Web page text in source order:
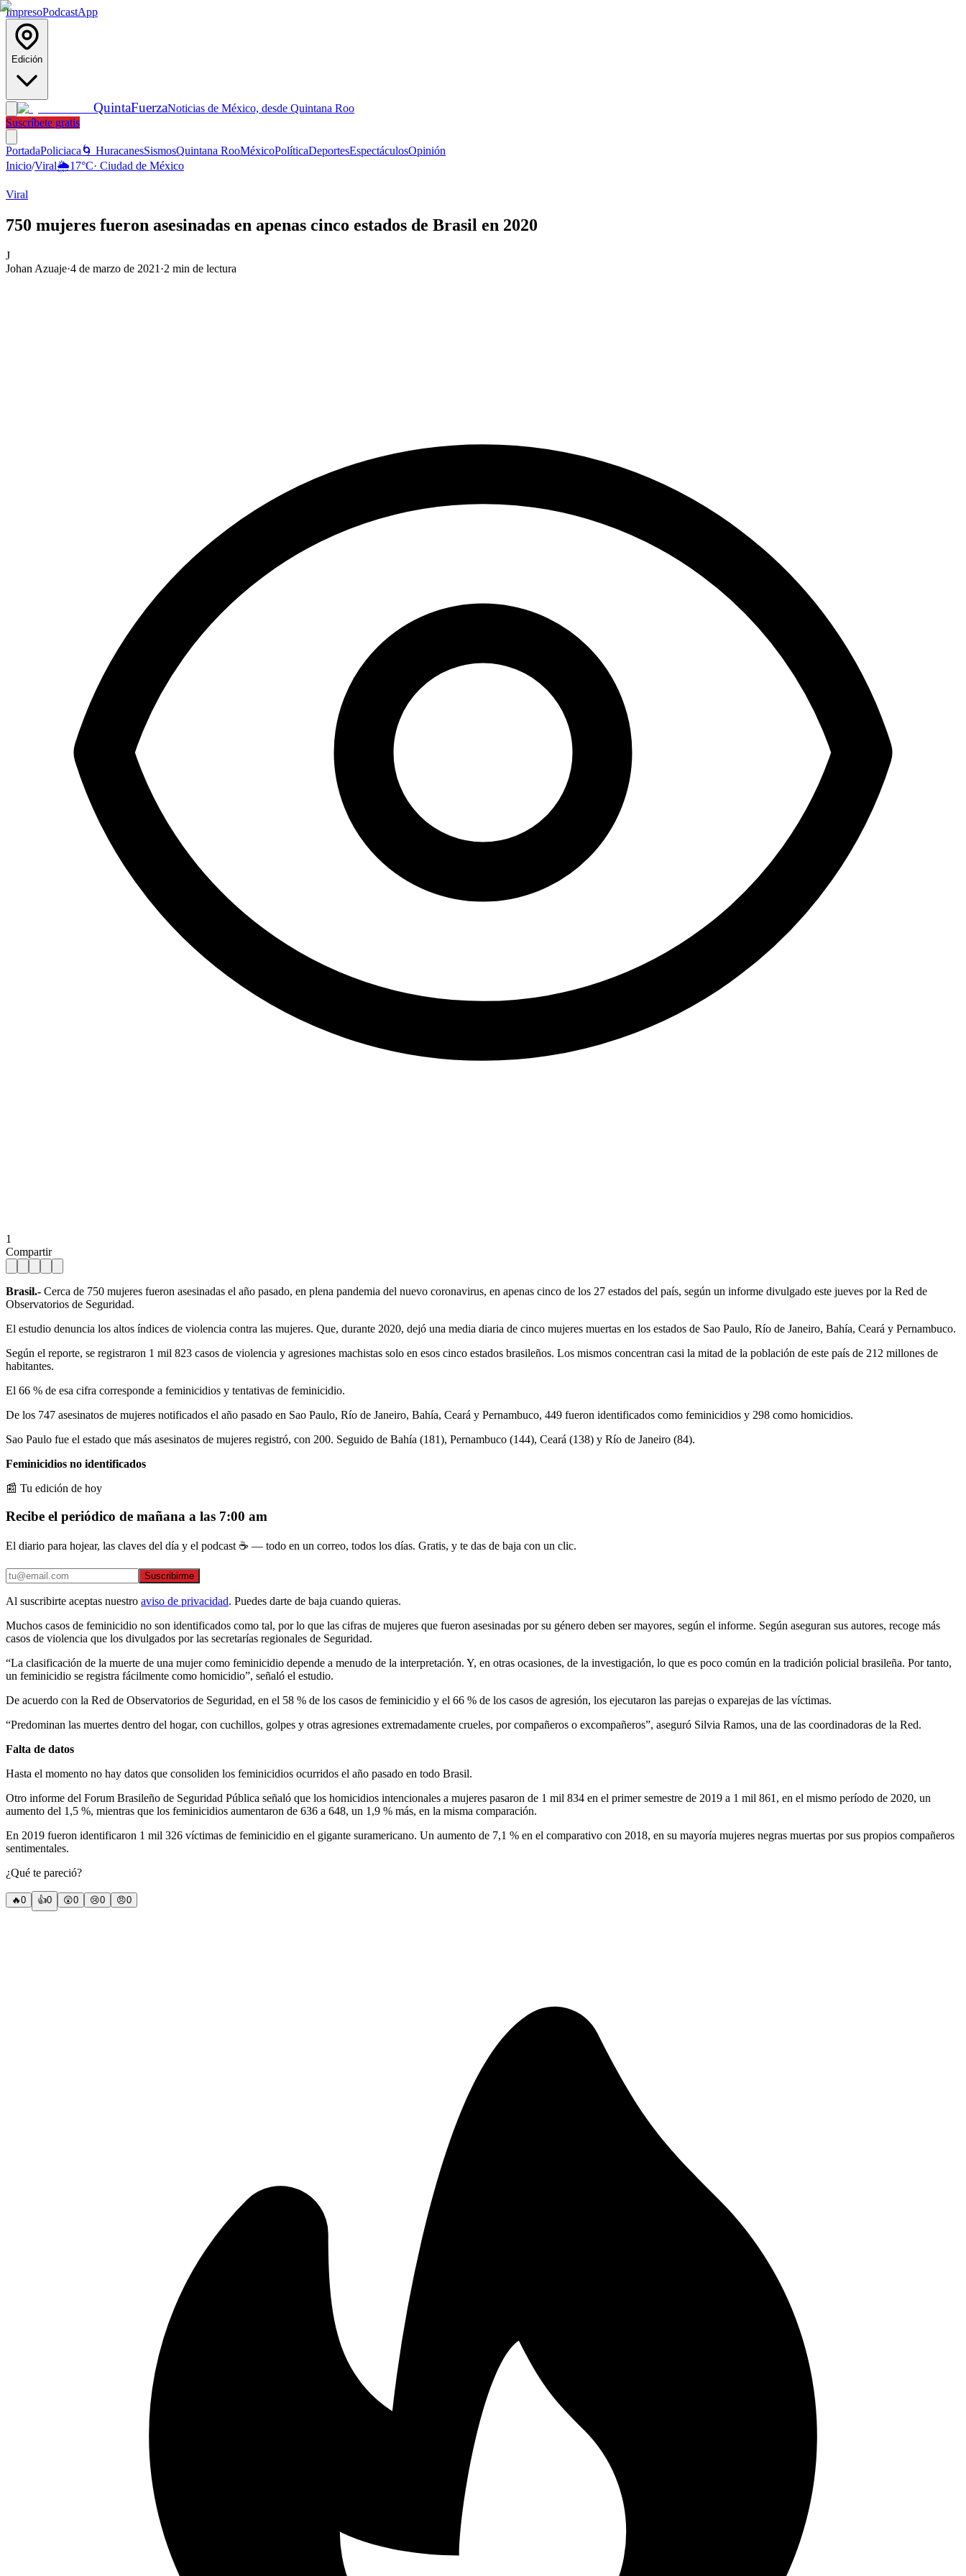
ImpresoPodcastApp
Edición
QuintaFuerzaNoticias de México, desde Quintana Roo
Suscríbete gratis
PortadaPoliciaca 🌀 HuracanesSismosQuintana RooMéxicoPolíticaDeportesEspectáculosOpinión
Inicio/Viral🌦️17°C· Ciudad de México
Viral
750 mujeres fueron asesinadas en apenas cinco estados de Brasil en 2020
J
Johan Azuaje·4 de marzo de 2021 ·2 min de lectura
1
Compartir
Brasil.- Cerca de 750 mujeres fueron asesinadas el año pasado, en plena pandemia del nuevo coronavirus, en apenas cinco de los 27 estados del país, según un informe divulgado este jueves por la Red de
Observatorios de Seguridad.
El estudio denuncia los altos índices de violencia contra las mujeres. Que, durante 2020, dejó una media diaria de cinco mujeres muertas en los estados de Sao Paulo, Río de Janeiro, Bahía, Ceará y Pernambuco.
Según el reporte, se registraron 1 mil 823 casos de violencia y agresiones machistas solo en esos cinco estados brasileños. Los mismos concentran casi la mitad de la población de este país de 212 millones de
habitantes.
El 66 % de esa cifra corresponde a feminicidios y tentativas de feminicidio.
De los 747 asesinatos de mujeres notificados el año pasado en Sao Paulo, Río de Janeiro, Bahía, Ceará y Pernambuco, 449 fueron identificados como feminicidios y 298 como homicidios.
Sao Paulo fue el estado que más asesinatos de mujeres registró, con 200. Seguido de Bahía (181), Pernambuco (144), Ceará (138) y Río de Janeiro (84).
Feminicidios no identificados
📰 Tu edición de hoy
Recibe el periódico de mañana a las 7:00 am
El diario para hojear, las claves del día y el podcast ☕ — todo en un correo, todos los días. Gratis, y te das de baja con un clic.
Suscribirme
Al suscribirte aceptas nuestro aviso de privacidad. Puedes darte de baja cuando quieras.
Muchos casos de feminicidio no son identificados como tal, por lo que las cifras de mujeres que fueron asesinadas por su género deben ser mayores, según el informe. Según aseguran sus autores, recoge más
casos de violencia que los divulgados por las secretarías regionales de Seguridad.
“La clasificación de la muerte de una mujer como feminicidio depende a menudo de la interpretación. Y, en otras ocasiones, de la investigación, lo que es poco común en la tradición policial brasileña. Por tanto,
un feminicidio se registra fácilmente como homicidio”, señaló el estudio.
De acuerdo con la Red de Observatorios de Seguridad, en el 58 % de los casos de feminicidio y el 66 % de los casos de agresión, los ejecutaron las parejas o exparejas de las víctimas.
“Predominan las muertes dentro del hogar, con cuchillos, golpes y otras agresiones extremadamente crueles, por compañeros o excompañeros”, aseguró Silvia Ramos, una de las coordinadoras de la Red.
Falta de datos
Hasta el momento no hay datos que consoliden los feminicidios ocurridos el año pasado en todo Brasil.
Otro informe del Forum Brasileño de Seguridad Pública señaló que los homicidios intencionales a mujeres pasaron de 1 mil 834 en el primer semestre de 2019 a 1 mil 861, en el mismo período de 2020, un
aumento del 1,5 %, mientras que los feminicidios aumentaron de 636 a 648, un 1,9 % más, en la misma comparación.
En 2019 fueron identificaron 1 mil 326 víctimas de feminicidio en el gigante suramericano. Un aumento de 7,1 % en el comparativo con 2018, en su mayoría mujeres negras muertas por sus propios compañeros
sentimentales.
¿Qué te pareció?
🔥0 👍0 😲0 😢0 😠0